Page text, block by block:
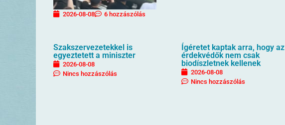
2026-08-08 6 hozzászólás
Szakszervezetekkel is
egyeztetett a miniszter
2026-08-08
Nincs hozzászólás
Ígéretet kaptak arra, hogy az
érdekvédők nem csak
biodíszletnek kellenek
2026-08-08
Nincs hozzászólás